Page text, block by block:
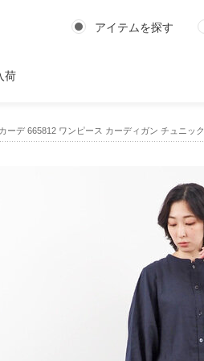
アイテムを探す
荷
ーデ 665812 ワンピース カーディガン チュニック